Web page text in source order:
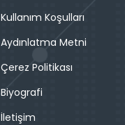
Kullanım Koşulları
Aydınlatma Metni
Çerez Politikası
Biyografi
İletişim